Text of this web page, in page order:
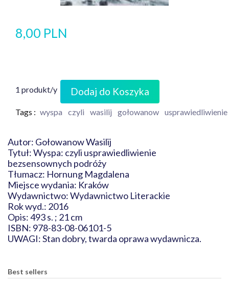
8,00 PLN
1 produkt/y Dodaj do Koszyka
Tags : wyspa czyli wasilij gołowanow usprawiedliwienie
Autor: Gołowanow Wasilij
Tytuł: Wyspa: czyli usprawiedliwienie
bezsensownych podróży
Tłumacz: Hornung Magdalena
Miejsce wydania: Kraków
Wydawnictwo: Wydawnictwo Literackie
Rok wyd.: 2016
Opis: 493 s. ; 21 cm
ISBN: 978-83-08-06101-5
UWAGI: Stan dobry, twarda oprawa wydawnicza.
Best sellers